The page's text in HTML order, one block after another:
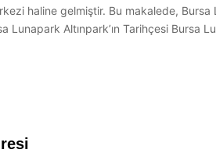
haline gelmiştir. Bu makalede,
Lunapark Altınpark’ın Tarihçesi